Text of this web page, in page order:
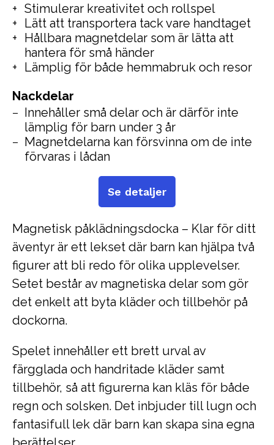
Magnetisk påklädningsdocka – Klar för ditt
äventyr är ett lekset där barn kan hjälpa två
figurer att bli redo för olika upplevelser.
Setet består av magnetiska delar som gör
det enkelt att byta kläder och tillbehör på
dockorna.
Spelet innehåller ett brett urval av
färgglada och handritade kläder samt
tillbehör, så att figurerna kan kläs för både
regn och solsken. Det inbjuder till lugn och
fantasifull lek där barn kan skapa sina egna
Stimulerar kreativitet och rollspel
Lätt att transportera tack vare handtaget
Hållbara magnetdelar som är lätta att
hantera för små händer
Lämplig för både hemmabruk och resor
Nackdelar
Innehåller små delar och är därför inte
lämplig för barn under 3 år
Magnetdelarna kan försvinna om de inte
förvaras i lådan
Se detaljer